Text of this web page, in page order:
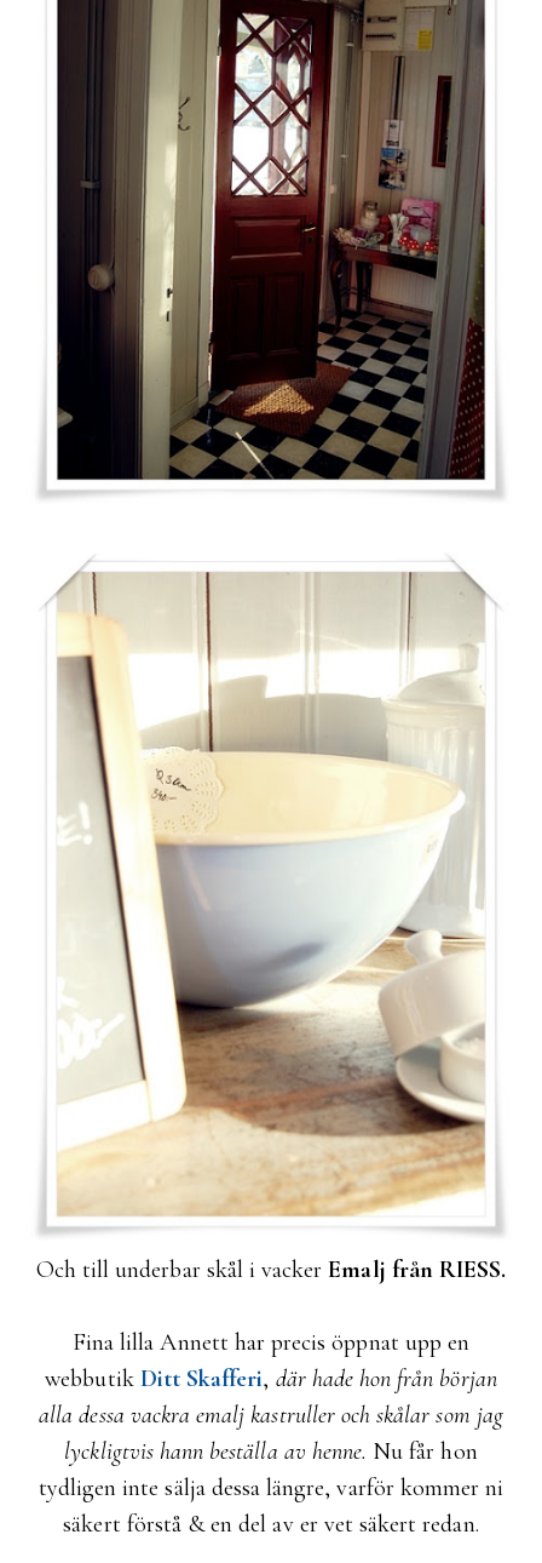
Och till underbar skål i vackerEmalj från RIESS.
Fina lilla Annett har precis öppnat upp en
webbutik Ditt Skafferi, där hade hon från början
alla dessa vackra emalj kastruller och skålar som jag
lyckligtvis hann beställa av henne. Nu får hon
tydligen inte sälja dessa längre, varför kommer ni
säkert förstå & en del av er vet säkert redan.